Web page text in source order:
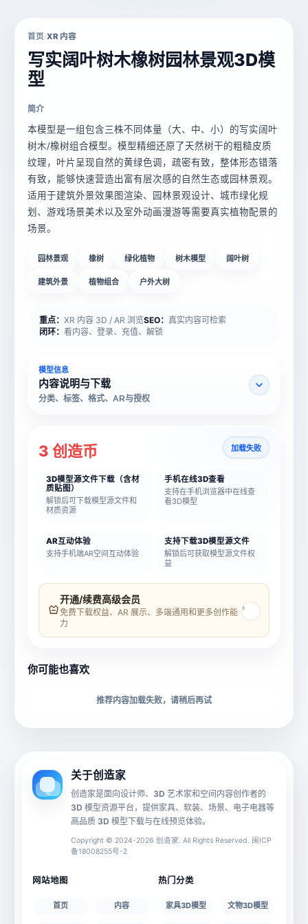
首页/XR 内容
写实阔叶树木橡树园林景观3D模
型
简介
本模型是一组包含三株不同体量（大、中、小）的写实阔叶
树木/橡树组合模型。模型精细还原了天然树干的粗糙皮质
纹理，叶片呈现自然的黄绿色调，疏密有致，整体形态错落
有致，能够快速营造出富有层次感的自然生态或园林景观。
适用于建筑外景效果图渲染、园林景观设计、城市绿化规
划、游戏场景美术以及室外动画漫游等需要真实植物配景的
场景。
园林景观 橡树 绿化植物 树木模型 阔叶树
建筑外景 植物组合 户外大树
重点： XR 内容 3D / AR 浏览SEO： 真实内容可检索
闭环： 看内容、登录、充值、解锁
模型信息
内容说明与下载
分类、标签、格式、AR与授权
模型名称
材质贴图
文件大小
3 创造币 加载失败
3D模型源文件下载（含材
质贴图）
解锁后可下载模型源文件和
材质资源
手机在线3D查看
支持在手机浏览器中在线查
看3D模型
AR互动体验
支持手机端AR空间互动体验
支持下载3D模型源文件
解锁后可获取模型源文件权
益
开通/续费高级会员
免费下载权益、AR 展示、多端通用和更多创作能
力
›
你可能也喜欢
推荐内容加载失败，请稍后再试
关于创造家
创造家是面向设计师、3D 艺术家和空间内容创作者的
3D 模型资源平台，提供家具、软装、场景、电子电器等
高品质 3D 模型下载与在线预览体验。
Copyright © 2024-2026 创造家. All Rights Reserved. 闽ICP
备18008255号-2
网站地图
首页 内容
热门分类
家具3D模型 文物3D模型